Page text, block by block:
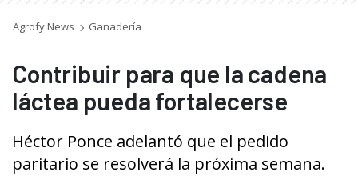
Agrofy News Ganadería
Contribuir para que la cadena
láctea pueda fortalecerse
Héctor Ponce adelantó que el pedido
paritario se resolverá la próxima semana.